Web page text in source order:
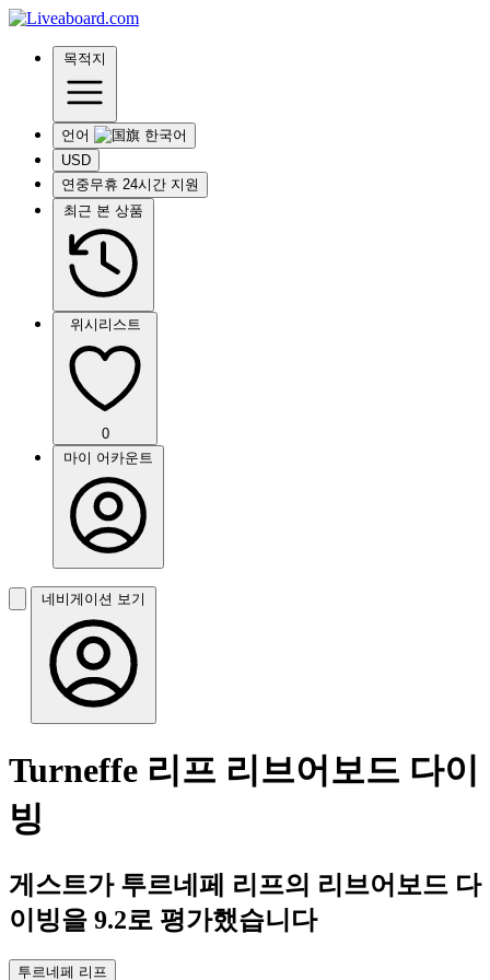
목적지
언어
USD
연중무휴 24시간 지원
최근 본 상품
위시리스트
0
마이 어카운트
네비게이션 보기
Turneffe 리프 리브어보드 다이
빙
게스트가 투르네페 리프의 리브어보드 다
이빙을 9.2로 평가했습니다
투르네페 리프